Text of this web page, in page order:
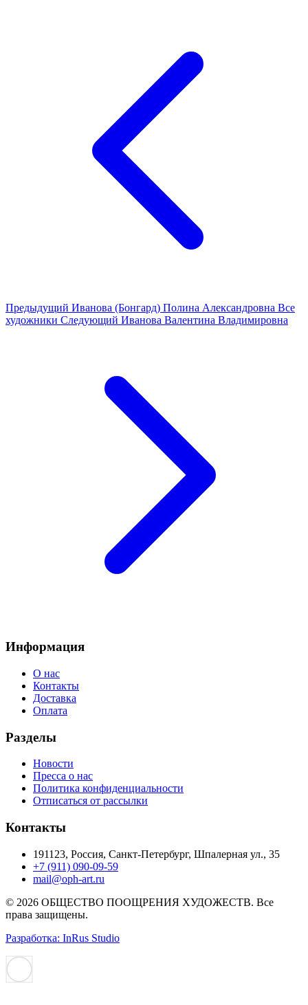
Предыдущий Иванова (Бонгард) Полина Александровна Все
художники Следующий Иванова Валентина Владимировна
Информация
О нас
Контакты
Доставка
Оплата
Разделы
Новости
Пресса о нас
Политика конфиденциальности
Отписаться от рассылки
Контакты
191123, Россия, Санкт-Петербург, Шпалерная ул., 35
+7 (911) 090-09-59
mail@oph-art.ru
© 2026 ОБЩЕСТВО ПООЩРЕНИЯ ХУДОЖЕСТВ. Все
права защищены.
Разработка: InRus Studio